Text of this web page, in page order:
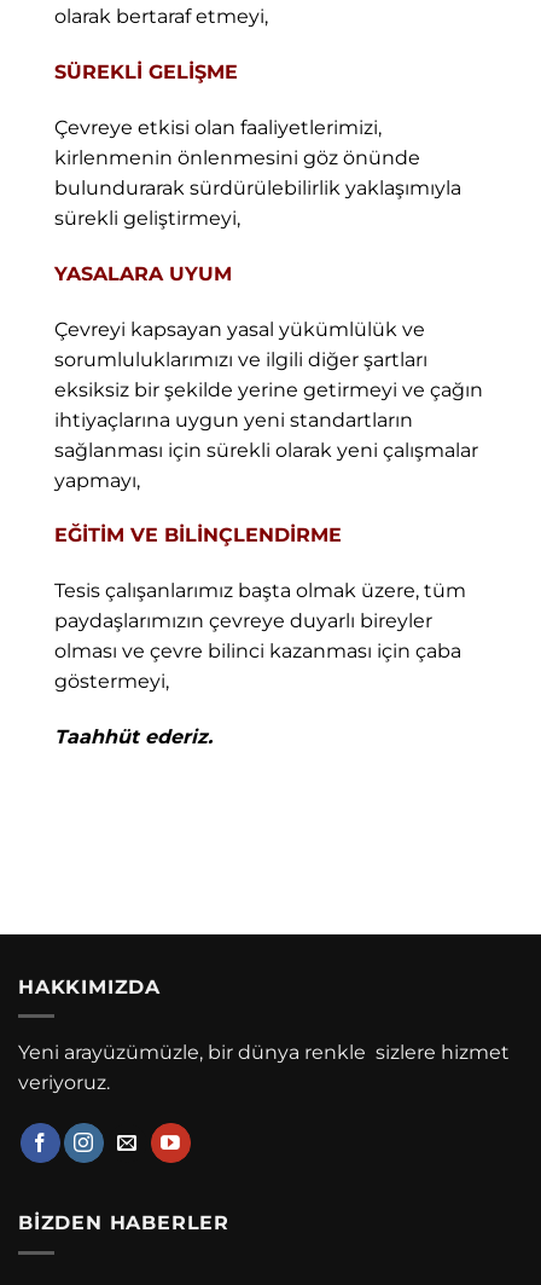
olarak bertaraf etmeyi,
SÜREKLİ GELİŞME
Çevreye etkisi olan faaliyetlerimizi,
kirlenmenin önlenmesini göz önünde
bulundurarak sürdürülebilirlik yaklaşımıyla
sürekli geliştirmeyi,
YASALARA UYUM
Çevreyi kapsayan yasal yükümlülük ve
sorumluluklarımızı ve ilgili diğer şartları
eksiksiz bir şekilde yerine getirmeyi ve çağın
ihtiyaçlarına uygun yeni standartların
sağlanması için sürekli olarak yeni çalışmalar
yapmayı,
EĞİTİM VE BİLİNÇLENDİRME
Tesis çalışanlarımız başta olmak üzere, tüm
paydaşlarımızın çevreye duyarlı bireyler
olması ve çevre bilinci kazanması için çaba
göstermeyi,
Taahhüt ederiz.
HAKKIMIZDA
Yeni arayüzümüzle, bir dünya renkle sizlere hizmet
veriyoruz.
BIZDEN HABERLER